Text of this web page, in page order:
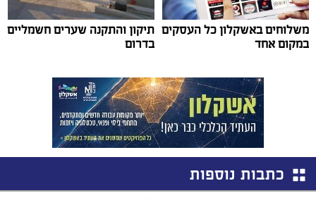
משלוחים באשקלון כל העסקים
במקום אחד
תיקון והתקנה שערים חשמליים
בדרום
כתבות נוספות